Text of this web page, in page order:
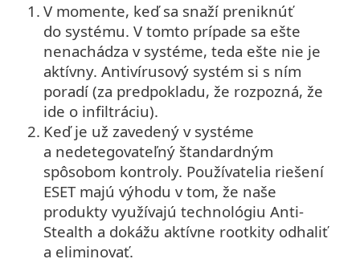
1. V momente, keď sa snaží preniknúť
do systému. V tomto prípade sa ešte
nenachádza v systéme, teda ešte nie je
aktívny. Antivírusový systém si s ním
poradí (za predpokladu, že rozpozná, že
ide o infiltráciu).
2. Keď je už zavedený v systéme
a nedetegovateľný štandardným
spôsobom kontroly. Používatelia riešení
ESET majú výhodu v tom, že naše
produkty využívajú technológiu Anti-
Stealth a dokážu aktívne rootkity odhaliť
a eliminovať.